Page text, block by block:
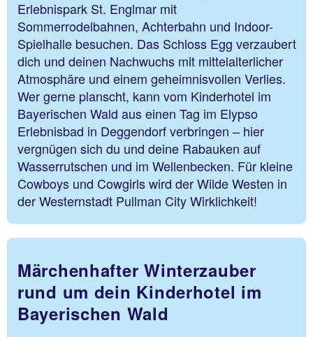
Erlebnispark St. Englmar mit
Sommerrodelbahnen, Achterbahn und Indoor-
Spielhalle besuchen. Das Schloss Egg verzaubert
dich und deinen Nachwuchs mit mittelalterlicher
Atmosphäre und einem geheimnisvollen Verlies.
Wer gerne planscht, kann vom Kinderhotel im
Bayerischen Wald aus einen Tag im Elypso
Erlebnisbad in Deggendorf verbringen – hier
vergnügen sich du und deine Rabauken auf
Wasserrutschen und im Wellenbecken. Für kleine
Cowboys und Cowgirls wird der Wilde Westen in
der Westernstadt Pullman City Wirklichkeit!
Märchenhafter Winterzauber
rund um dein Kinderhotel im
Bayerischen Wald